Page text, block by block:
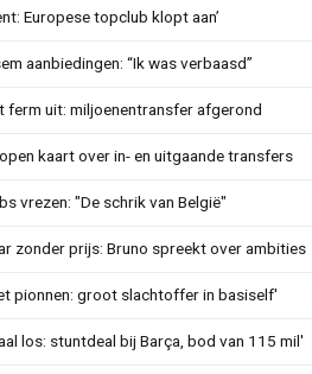
Europese topclub klopt aan’
aanbiedingen: “Ik was verbaasd”
ferm uit: miljoenentransfer afgerond
kaart over in- en uitgaande transfers
vrezen: "De schrik van België"
zonder prijs: Bruno spreekt over ambities
pionnen: groot slachtoffer in basiself'
los: stuntdeal bij Barça, bod van 115 mil'